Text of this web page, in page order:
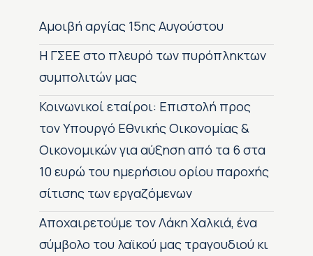
Αμοιβή αργίας 15ης Αυγούστου
H ΓΣΕΕ στο πλευρό των πυρόπληκτων
συμπολιτών μας
Κοινωνικοί εταίροι: Επιστολή προς
τον Υπουργό Εθνικής Οικονομίας &
Οικονομικών για αύξηση από τα 6 στα
10 ευρώ του ημερήσιου ορίου παροχής
σίτισης των εργαζόμενων
Αποχαιρετούμε τον Λάκη Χαλκιά, ένα
σύμβολο του λαϊκού μας τραγουδιού κι